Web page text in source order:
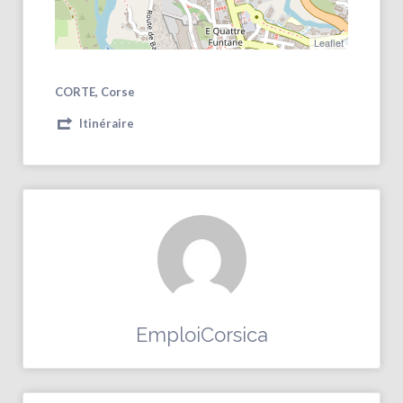
Leaflet
CORTE, Corse
Itinéraire
EmploiCorsica